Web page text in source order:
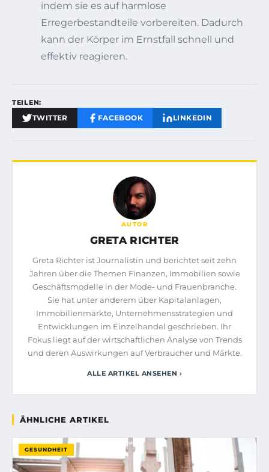
indem sie es auf harmlose
Erregerbestandteile vorbereiten. Dadurch
kann der Körper im Ernstfall schnell und
effektiv reagieren.
TEILEN:
TWITTER FACEBOOK LINKEDIN
AUTOR
GRETA RICHTER
Greta Richter ist Journalistin und berichtet seit zehn
Jahren über die Themen Finanzen, Immobilien sowie
Geschäftsmodelle in der Mode- und Frauenbranche.
Sie hat unter anderem über Kapitalanlagen,
Immobilienmärkte, Unternehmensstrategien und
Entwicklungen im Einzelhandel geschrieben. Ihr
Fokus liegt auf der wirtschaftlichen Analyse von Trends
und deren Auswirkungen auf Verbraucher und Märkte.
ALLE ARTIKEL ANSEHEN ›
ÄHNLICHE ARTIKEL
GESUNDHEIT